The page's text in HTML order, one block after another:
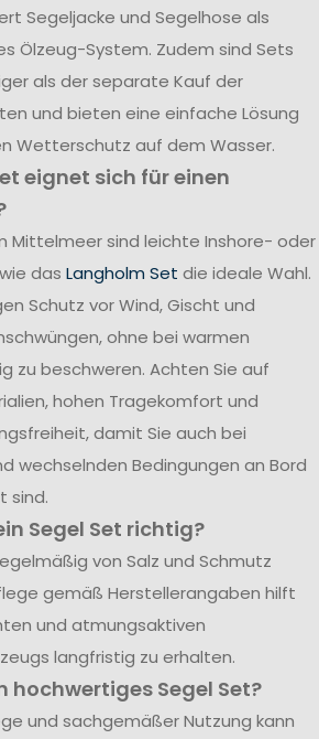
Segeljacke und Segelhose als
Ölzeug-System. Zudem sind Sets
als der separate Kauf der
und bieten eine einfache Lösung
Wetterschutz auf dem Wasser.
eignet sich für einen
Mittelmeer sind leichte Inshore- oder
das Langholm Set die ideale Wahl.
Schutz vor Wind, Gischt und
ohne bei warmen
zu beschweren. Achten Sie auf
hohen Tragekomfort und
damit Sie auch bei
wechselnden Bedingungen an Bord
sind.
Segel Set richtig?
von Salz und Schmutz
gemäß Herstellerangaben hilft
und atmungsaktiven
langfristig zu erhalten.
hochwertiges Segel Set?
und sachgemäßer Nutzung kann